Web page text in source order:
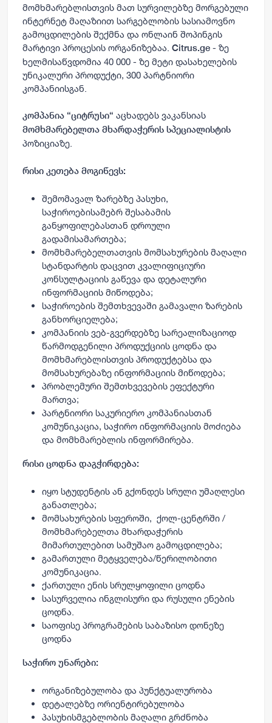
მომხმარებლისთვის მათ სურვილებზე მორგებული
ინტერნეტ მაღაზიით სარგებლობის სასიამოვნო
გამოცდილების შექმნა და ონლაინ შოპინგის
მარტივი პროცესის ორგანიზებაა. Citrus.ge - ზე
ხელმისაწვდომია 40 000 - ზე მეტი დასახელების
უნიკალური პროდუქტი, 300 პარტნიორი
კომპანიისგან.
კომპანია “ციტრუსი“ აცხადებს ვაკანსიას
მომხმარებელთა მხარდაჭერის სპეციალისტის
პოზიციაზე.
რისი კეთება მოგიწევს:
შემომავალ ზარებზე პასუხი,
საჭიროებისამებრ შესაბამის
განყოფილებასთან დროული
გადამისამართება;
მომხმარებელთათვის მომსახურების მაღალი
სტანდარტის დაცვით კვალიფიციური
კონსულტაციის გაწევა და დეტალური
ინფორმაციის მიწოდება;
საჭიროების შემთხვევაში გამავალი ზარების
განხორციელება;
კომპანიის ვებ-გვერდებზე სარეალიზაციოდ
წარმოდგენილი პროდუქციის ცოდნა და
მომხმარებლისთვის პროდუქტებსა და
მომსახურებაზე ინფორმაციის მიწოდება;
პრობლემური შემთხვევების ეფექტური
მართვა;
პარტნიორი საკურიერო კომპანიასთან
კომუნიკაცია, საჭირო ინფორმაციის მოძიება
და მომხმარებლის ინფორმირება.
რისი ცოდნა დაგჭირდება:
იყო სტუდენტის ან გქონდეს სრული უმაღლესი
განათლება;
მომსახურების სფეროში, ქოლ-ცენტრში /
მომხმარებელთა მხარდაჭერის
მიმართულებით სამუშაო გამოცდილება;
გამართული მეტყველება/წერილობითი
კომუნიკაცია.
ქართული ენის სრულყოფილი ცოდნა
სასურველია ინგლისური და რუსული ენების
ცოდნა.
საოფისე პროგრამების საბაზისო დონეზე
ცოდნა
საჭირო უნარები:
ორგანიზებულობა და პუნქტუალურობა
დეტალებზე ორიენტირებულობა
პასუხისმგებლობის მაღალი გრძნობა